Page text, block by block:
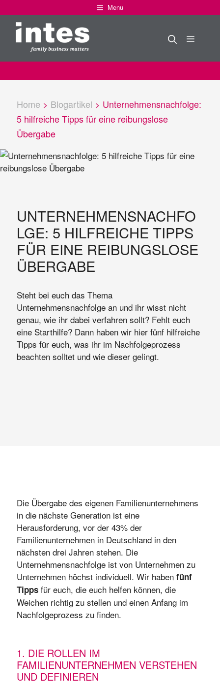
Inhalt
springen
Menu
Menü
Home > Blogartikel > Unternehmensnachfolge:
5 hilfreiche Tipps für eine reibungslose
Übergabe
UNTERNEHMENSNACHFO
LGE: 5 HILFREICHE TIPPS
FÜR EINE REIBUNGSLOSE
ÜBERGABE
Steht bei euch das Thema
Unternehmensnachfolge an und ihr wisst nicht
genau, wie ihr dabei verfahren sollt? Fehlt euch
eine Starthilfe? Dann haben wir hier fünf hilfreiche
Tipps für euch, was ihr im Nachfolgeprozess
beachten solltet und wie dieser gelingt.
Die Übergabe des eigenen Familienunternehmens
in die nächste Generation ist eine
Herausforderung, vor der 43% der
Familienunternehmen in Deutschland in den
nächsten drei Jahren stehen. Die
Unternehmensnachfolge ist von Unternehmen zu
Unternehmen höchst individuell. Wir haben fünf
Tipps für euch, die euch helfen können, die
Weichen richtig zu stellen und einen Anfang im
Nachfolgeprozess zu finden.
1. DIE ROLLEN IM
FAMILIENUNTERNEHMEN VERSTEHEN
UND DEFINIEREN